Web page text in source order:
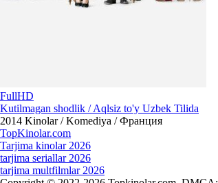
FullHD
Kutilmagan shodlik / Aqlsiz to'y Uzbek Tilida
2014 Kinolar / Komediya / Франция
TopKinolar.com
Tarjima kinolar 2026
tarjima seriallar 2026
tarjima multfilmlar 2026